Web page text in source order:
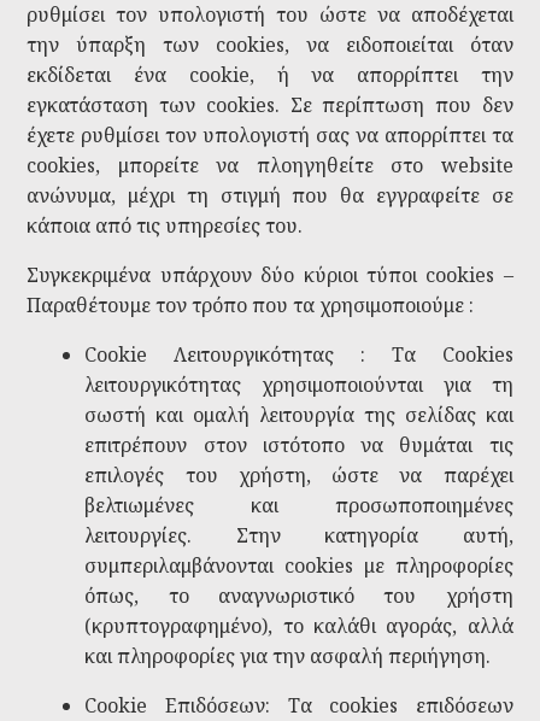
ρυθμίσει τον υπολογιστή του ώστε να αποδέχεται
την ύπαρξη των cookies, να ειδοποιείται όταν
εκδίδεται ένα cookie, ή να απορρίπτει την
εγκατάσταση των cookies. Σε περίπτωση που δεν
έχετε ρυθμίσει τον υπολογιστή σας να απορρίπτει τα
cookies, μπορείτε να πλοηγηθείτε στο website
ανώνυμα, μέχρι τη στιγμή που θα εγγραφείτε σε
κάποια από τις υπηρεσίες του.
Συγκεκριμένα υπάρχουν δύο κύριοι τύποι cookies –
Παραθέτουμε τον τρόπο που τα χρησιμοποιούμε :
Cookie Λειτουργικότητας : Τα Cookies
λειτουργικότητας χρησιμοποιούνται για τη
σωστή και ομαλή λειτουργία της σελίδας και
επιτρέπουν στον ιστότοπο να θυμάται τις
επιλογές του χρήστη, ώστε να παρέχει
βελτιωμένες και προσωποποιημένες
λειτουργίες. Στην κατηγορία αυτή,
συμπεριλαμβάνονται cookies με πληροφορίες
όπως, το αναγνωριστικό του χρήστη
(κρυπτογραφημένο), το καλάθι αγοράς, αλλά
και πληροφορίες για την ασφαλή περιήγηση.
Cookie Επιδόσεων: Τα cookies επιδόσεων